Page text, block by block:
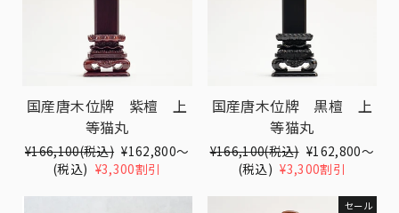
国産唐木位牌 紫檀 上
等猫丸
Translation
missing:
¥166,100(税込) Translation
missing:
¥162,800〜
(税込) ¥3,300割引
国産唐木位牌 黒檀 上
等猫丸
Translation
missing:
¥166,100(税込) Translation
missing:
¥162,800〜
(税込) ¥3,300割引
セール